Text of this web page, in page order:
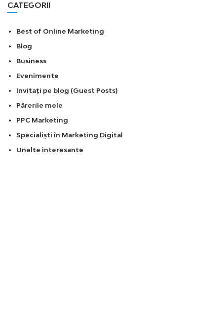
CATEGORII
Best of Online Marketing
Blog
Business
Evenimente
Invitați pe blog (Guest Posts)
Părerile mele
PPC Marketing
Specialiști în Marketing Digital
Unelte interesante